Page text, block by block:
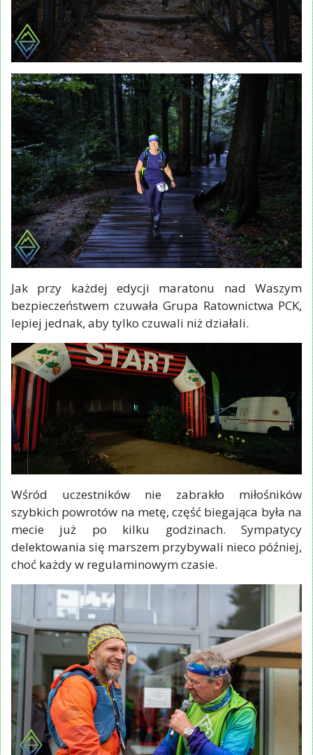
Jak przy każdej edycji maratonu nad Waszym
bezpieczeństwem czuwała Grupa Ratownictwa PCK,
lepiej jednak, aby tylko czuwali niż działali.
Wśród uczestników nie zabrakło miłośników
szybkich powrotów na metę, część biegająca była na
mecie już po kilku godzinach. Sympatycy
delektowania się marszem przybywali nieco później,
choć każdy w regulaminowym czasie.